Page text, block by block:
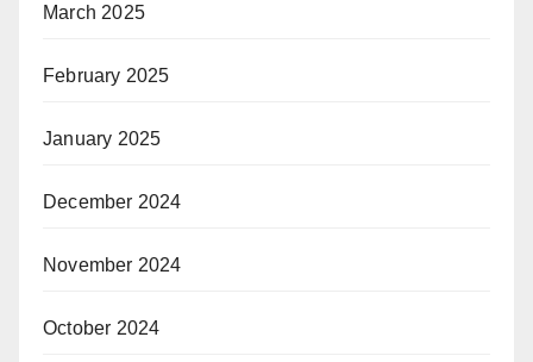
March 2025
February 2025
January 2025
December 2024
November 2024
October 2024